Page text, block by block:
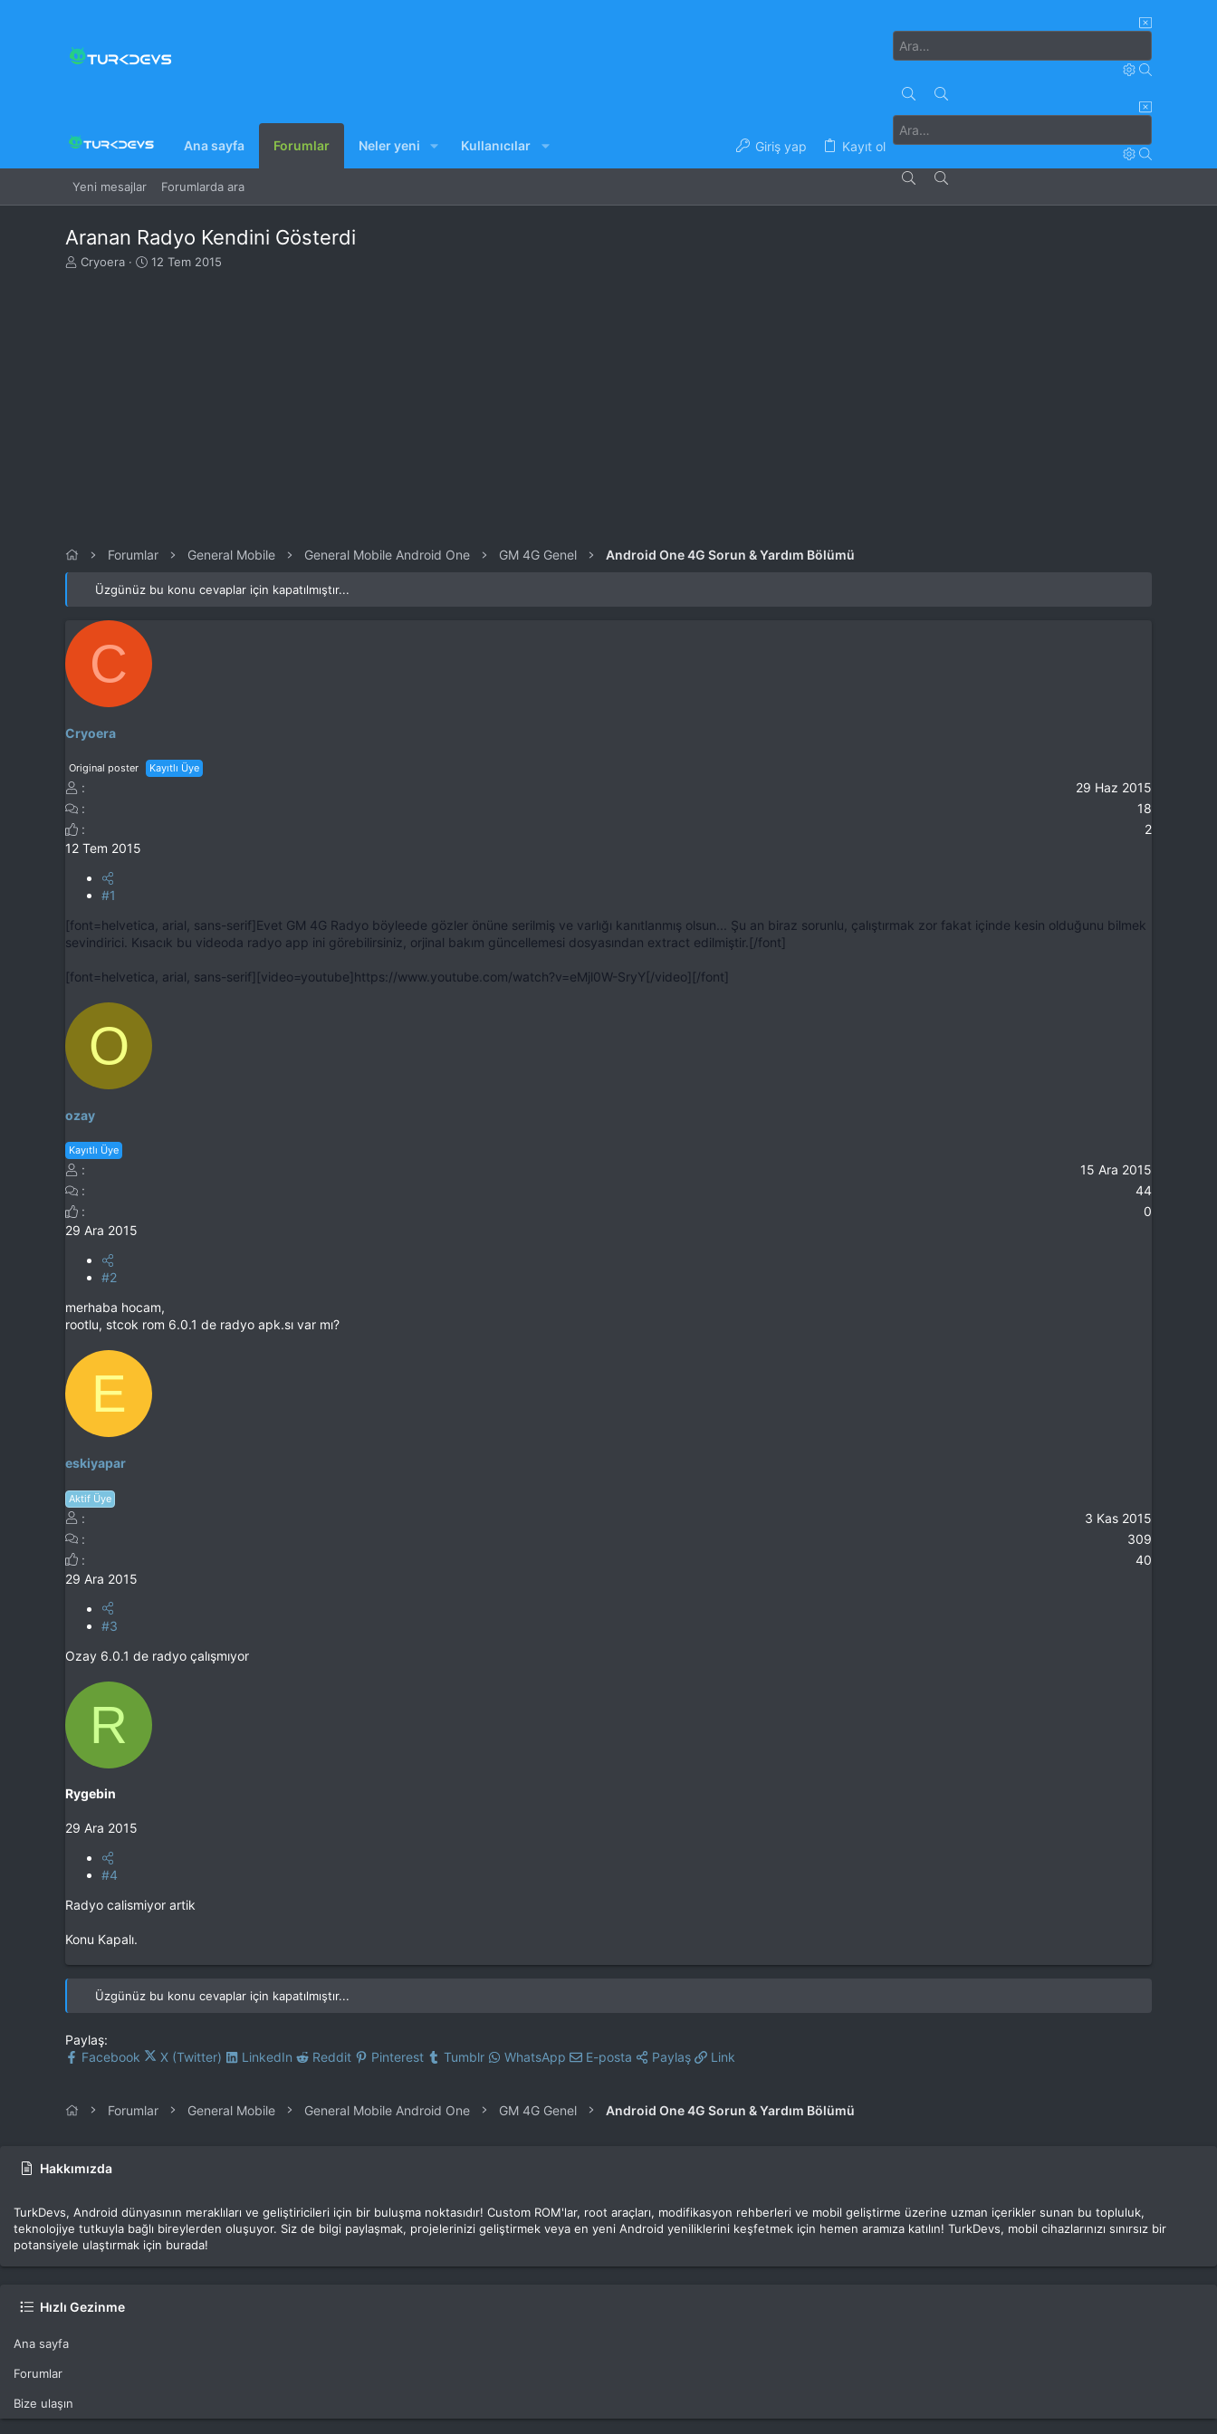
Ana sayfa Forumlar Neler yeni Kullanıcılar Giriş yap Kayıt ol
Yeni mesajlar Forumlarda ara
Aranan Radyo Kendini Gösterdi
K
Cryoera
B
12 Tem 2015
Forumlar General Mobile General Mobile Android One GM 4G Genel Android One 4G Sorun & Yardım Bölümü
Üzgünüz bu konu cevaplar için kapatılmıştır...
C
Cryoera
Original poster Kayıtlı Üye
29 Haz 2015
18
2
12 Tem 2015
#1
[font=helvetica, arial, sans-serif]Evet GM 4G Radyo böyleede gözler önüne serilmiş ve varlığı kanıtlanmış olsun... Şu an biraz sorunlu, çalıştırmak zor fakat içinde kesin olduğunu bilmek
sevindirici. Kısacık bu videoda radyo app ini görebilirsiniz, orjinal bakım güncellemesi dosyasından extract edilmiştir.[/font]
[font=helvetica, arial, sans-serif][video=youtube]https://www.youtube.com/watch?v=eMjl0W-SryY[/video][/font]
O
ozay
Kayıtlı Üye
15 Ara 2015
44
0
29 Ara 2015
#2
merhaba hocam,
rootlu, stcok rom 6.0.1 de radyo apk.sı var mı?
E
eskiyapar
Aktif Üye
3 Kas 2015
309
40
29 Ara 2015
#3
Ozay 6.0.1 de radyo çalışmıyor
R
Rygebin
29 Ara 2015
#4
Radyo calismiyor artik
Konu Kapalı.
Üzgünüz bu konu cevaplar için kapatılmıştır...
Paylaş:
Facebook
X (Twitter) LinkedIn Reddit Pinterest Tumblr WhatsApp E-posta Paylaş Link
Forumlar General Mobile General Mobile Android One GM 4G Genel Android One 4G Sorun & Yardım Bölümü
Hakkımızda
TurkDevs, Android dünyasının meraklıları ve geliştiricileri için bir buluşma noktasıdır! Custom ROM'lar, root araçları, modifikasyon rehberleri ve mobil geliştirme üzerine uzman içerikler sunan bu topluluk,
teknolojiye tutkuyla bağlı bireylerden oluşuyor. Siz de bilgi paylaşmak, projelerinizi geliştirmek veya en yeni Android yeniliklerini keşfetmek için hemen aramıza katılın! TurkDevs, mobil cihazlarınızı sınırsız bir
potansiyele ulaştırmak için burada!
Hızlı Gezinme
Ana sayfa
Forumlar
Bize ulaşın